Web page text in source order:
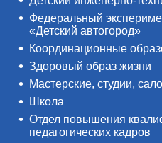
Федеральный
«Детский автогород»
Координационные
Здоровый образ жизни
Мастерские, студии,
Школа
Отдел повышения
педагогических кадров